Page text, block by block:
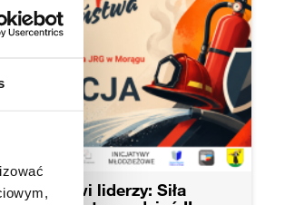
liderzy: Siła